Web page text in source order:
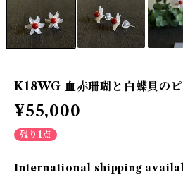
K18WG 血赤珊瑚と白蝶貝の
¥55,000
残り1点
International shipping